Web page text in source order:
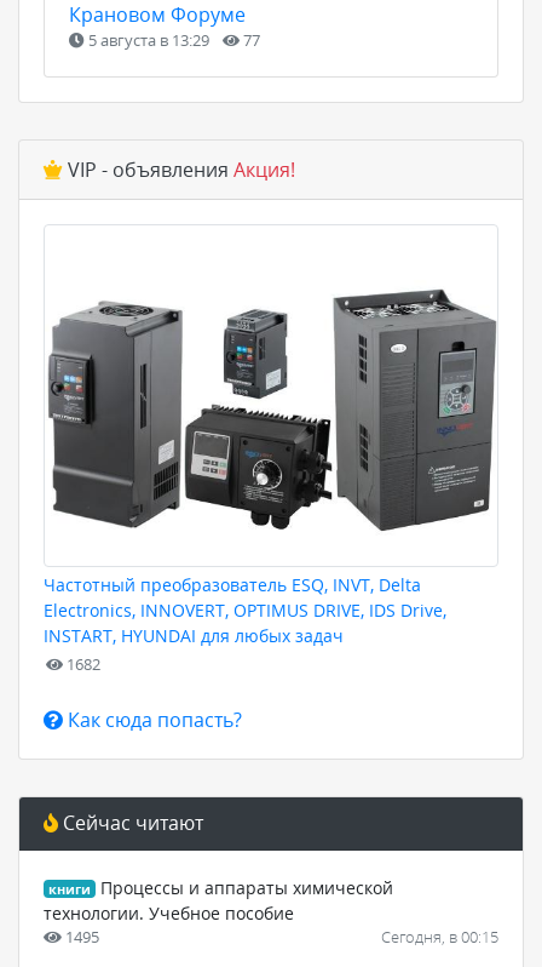
Крановом Форуме
5 августа в 13:29 77
VIP - объявления Акция!
Частотный преобразователь ESQ, INVT, Delta
Electronics, INNOVERT, OPTIMUS DRIVE, IDS Drive,
INSTART, HYUNDAI для любых задач
1682
Как сюда попасть?
Сейчас читают
книги
Процессы и аппараты химической
технологии. Учебное пособие
1495 Сегодня, в 00:15